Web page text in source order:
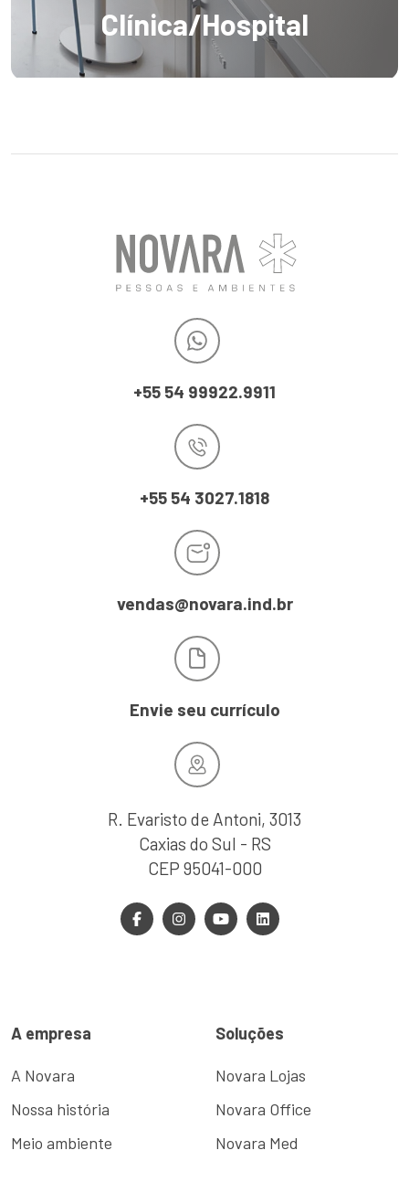
Clínica/Hospital
+55 54 99922.9911
+55 54 3027.1818
vendas@novara.ind.br
Envie seu currículo
R. Evaristo de Antoni, 3013
Caxias do Sul - RS
CEP 95041-000
A empresa
A Novara
Nossa história
Meio ambiente
Soluções
Novara Lojas
Novara Office
Novara Med